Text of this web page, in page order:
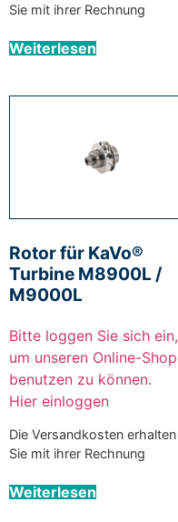
Sie mit ihrer Rechnung
Weiterlesen
Rotor für KaVo®
Turbine M8900L /
M9000L
Bitte loggen Sie sich ein,
um unseren Online-Shop
benutzen zu können.
Hier einloggen
Die Versandkosten erhalten
Sie mit ihrer Rechnung
Weiterlesen